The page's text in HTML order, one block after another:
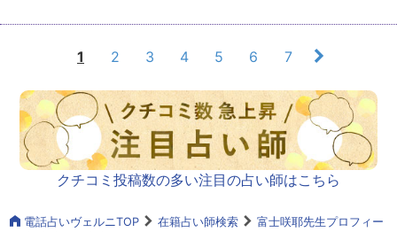
1 2 3 4 5 6 7
クチコミ投稿数の多い注目の占い師はこちら
電話占いヴェルニTOP 在籍占い師検索
富士咲耶先生プロフィー